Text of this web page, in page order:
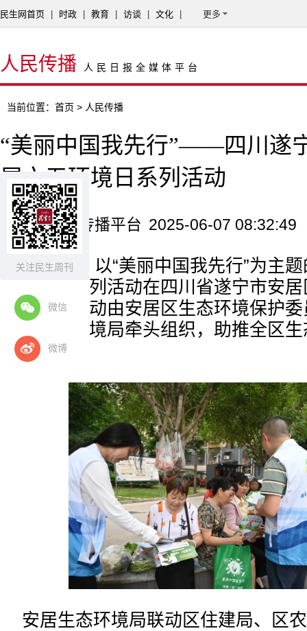
关注民生周刊
微信
微博
民生网首页 时政 教育 访谈 文化 更多
人民传播 人民日报全媒体平台
当前位置： 首页 > 人民传播
“美丽中国我先行”——四川遂
展六五环境日系列活动
来源：人民传播平台 2025-06-07 08:32:49
6月5日，以“美丽中国我先行”为主
境日宣传系列活动在四川省遂宁市安
行。本次活动由安居区生态环境保护
安居生态环境局牵头组织，助推全区
实。
安居生态环境局联动区住建局、区